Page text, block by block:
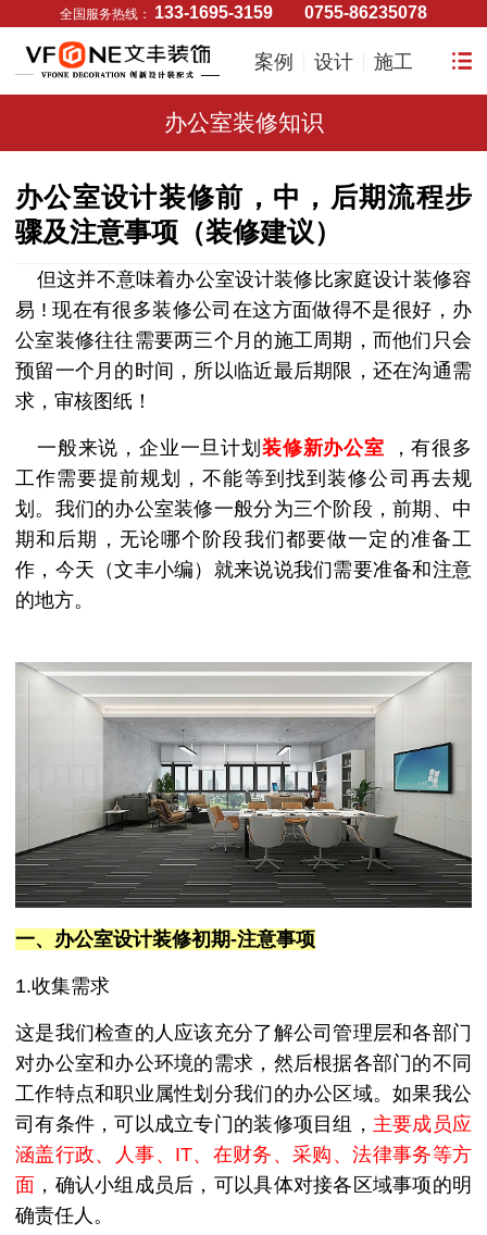
全国服务热线： 133-1695-3159 0755-86235078
案例 设计 施工
办公室装修知识
办公室设计装修前，中，后期流程步
骤及注意事项（装修建议）
但这并不意味着办公室设计装修比家庭设计装修容
易 ! 现在有很多装修公司在这方面做得不是很好，办
公室装修往往需要两三个月的施工周期，而他们只会
预留一个月的时间，所以临近最后期限，还在沟通需
求，审核图纸！
一般来说，企业一旦计划 装修新办公室
，有很多
工作需要提前规划，不能等到找到装修公司再去规
划。我们的办公室装修一般分为三个阶段，前期、中
期和后期，无论哪个阶段我们都要做一定的准备工
作，今天（文丰小编）就来说说我们需要准备和注意
的地方。
一、办公室设计装修初期-注意事项
1.收集需求
这是我们检查的人应该充分了解公司管理层和各部门
对办公室和办公环境的需求，然后根据各部门的不同
工作特点和职业属性划分我们的办公区域。如果我公
司有条件，可以成立专门的装修项目组， 主要成员应
涵盖行政、人事、IT、在财务、采购、法律事务等方
面 ，确认小组成员后，可以具体对接各区域事项的明
确责任人。